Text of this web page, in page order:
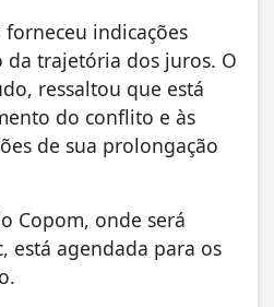
indicações
da trajetória dos juros. O
ressaltou que está
do conflito e às
de sua prolongação
Copom, onde será
está agendada para os